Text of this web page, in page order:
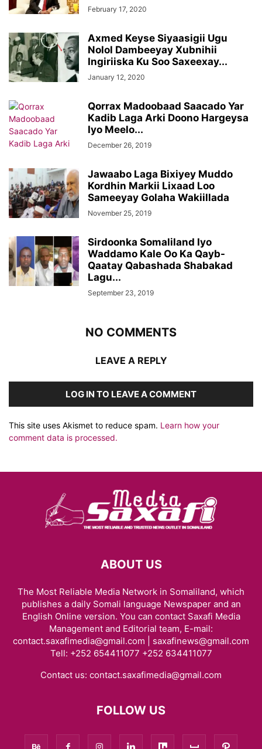
February 17, 2020
Axmed Keyse Siyaasigii Ugu
Nolol Dambeeyay Xubnihii
Ingiriiska Ku Soo Saxeexay...
January 12, 2020
Qorrax Madoobaad Saacado Yar
Kadib Laga Arki Doono Hargeysa
Iyo Meelo...
December 26, 2019
Jawaabo Laga Bixiyey Muddo
Kordhin Markii Lixaad Loo
Sameeyay Golaha Wakiillada
November 25, 2019
Sirdoonka Somaliland Iyo
Waddamo Kale Oo Ka Qayb-
Qaatay Qabashada Shabakad
Lagu...
September 23, 2019
NO COMMENTS
LEAVE A REPLY
LOG IN TO LEAVE A COMMENT
This site uses Akismet to reduce spam. Learn how your
comment data is processed.
ABOUT US
The Most Reliable Media Network in Somaliland, which
publishes a daily Somali language Newspaper and an
English Online version. You can contact Saxafi Media
Management and Editorial team, E-mail:
contact.saxafimedia@gmail.com | saxafinews@gmail.com
Tell: +252 654411077 +252 634411077
Contact us: contact.saxafimedia@gmail.com
FOLLOW US